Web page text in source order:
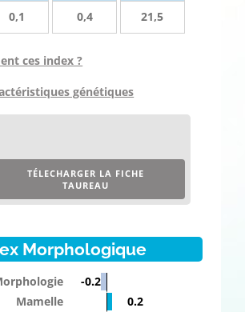
0,1
0,4 21,5
ces index ?
génétiques
TÉLECHARGER LA FICHE
TAUREAU
Morphologique
-0.2
Mamelle
0.2